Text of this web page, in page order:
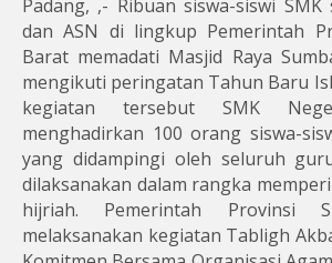
Padang, ,- Ribuan siswa-siswi
dan ASN di lingkup Pemerintah
Barat memadati Masjid Raya
mengikuti peringatan Tahun Baru
kegiatan tersebut SMK
menghadirkan 100 orang siswa-
yang didampingi oleh seluruh
dilaksanakan dalam rangka
hijriah. Pemerintah Provinsi
melaksanakan kegiatan Tabligh